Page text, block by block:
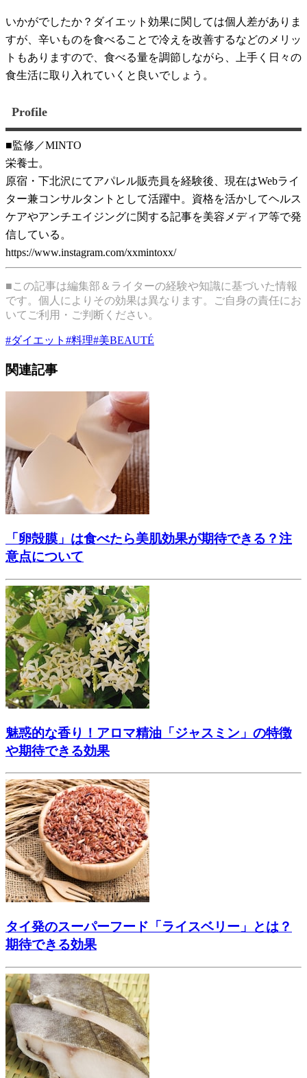
いかがでしたか？ダイエット効果に関しては個人差がありま
すが、辛いものを食べることで冷えを改善するなどのメリッ
トもありますので、食べる量を調節しながら、上手く日々の
食生活に取り入れていくと良いでしょう。
Profile
■監修／MINTO
栄養士。
原宿・下北沢にてアパレル販売員を経験後、現在はWebライ
ター兼コンサルタントとして活躍中。資格を活かしてヘルス
ケアやアンチエイジングに関する記事を美容メディア等で発
信している。
https://www.instagram.com/xxmintoxx/
■この記事は編集部＆ライターの経験や知識に基づいた情報
です。個人によりその効果は異なります。ご自身の責任にお
いてご利用・ご判断ください。
#ダイエット #料理#美BEAUTÉ
関連記事
「卵殻膜」は食べたら美肌効果が期待できる？注
意点について
魅惑的な香り！アロマ精油「ジャスミン」の特徴
や期待できる効果
タイ発のスーパーフード「ライスベリー」とは？
期待できる効果